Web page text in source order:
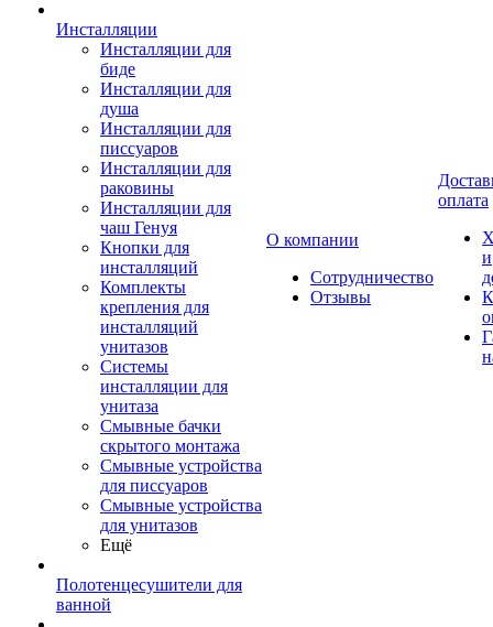
Инсталляции
Инсталляции для
биде
Инсталляции для
душа
Инсталляции для
писсуаров
Инсталляции для
раковины
Инсталляции для
чаш Генуя
Кнопки для
инсталляций
Комплекты
крепления для
инсталляций
унитазов
Системы
инсталляции для
унитаза
Смывные бачки
скрытого монтажа
Смывные устройства
для писсуаров
Смывные устройства
для унитазов
Ещё
Полотенцесушители для
ванной
О компании
Сотрудничество
Отзывы
оплата
и